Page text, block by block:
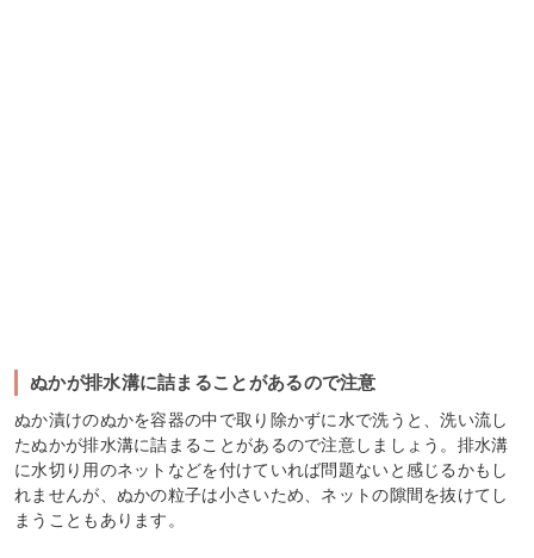
ぬかが排水溝に詰まることがあるので注意
ぬか漬けのぬかを容器の中で取り除かずに水で洗うと、洗い流し
たぬかが排水溝に詰まることがあるので注意しましょう。排水溝
に水切り用のネットなどを付けていれば問題ないと感じるかもし
れませんが、ぬかの粒子は小さいため、ネットの隙間を抜けてし
まうこともあります。